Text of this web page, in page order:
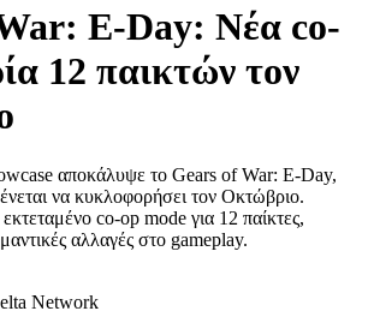
E-Day: Νέα co-
12 παικτών τον
αποκάλυψε το Gears of War: E-Day,
να κυκλοφορήσει τον Οκτώβριο.
co-op mode για 12 παίκτες,
αλλαγές στο gameplay.
Network